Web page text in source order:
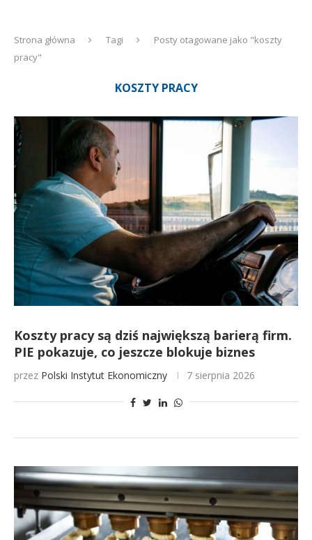
Strona główna Tagi
Posty otagowane jako "koszty
pracy"
KOSZTY PRACY
Koszty pracy są dziś największą barierą firm.
PIE pokazuje, co jeszcze blokuje biznes
przez Polski Instytut Ekonomiczny 7 sierpnia 2026